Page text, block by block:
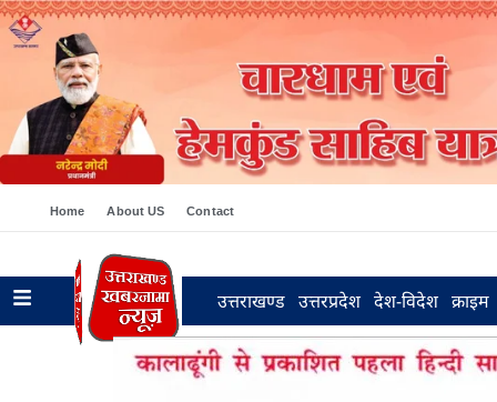
Home About US Contact
उत्तराखण्ड उत्तरप्रदेश देश-विदेश क्राइम